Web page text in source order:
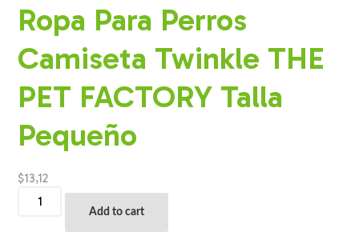
Ropa Para Perros
Camiseta Twinkle THE
PET FACTORY Talla
Pequeño
$13,12
Para
Camiseta
Add to cart